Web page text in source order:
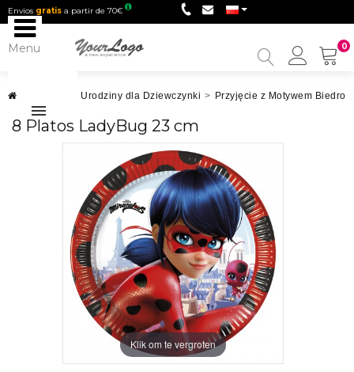
Envios gratis a partir de 70€
0
My
Menu
Urodziny dla Dziewczynki > Przyjęcie z Motywem
8 Platos LadyBug 23 cm
Klik om te vergroten